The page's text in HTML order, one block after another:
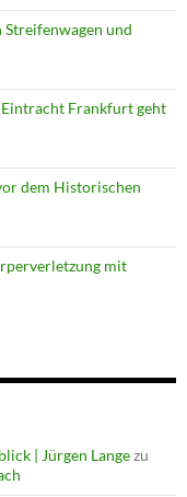
und
Eintracht Frankfurt geht
dem Historischen
mit
| Jürgen Langezu